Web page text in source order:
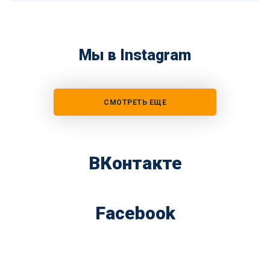
Мы в Instagram
СМОТРЕТЬ ЕЩЕ
ВКонтакте
Facebook